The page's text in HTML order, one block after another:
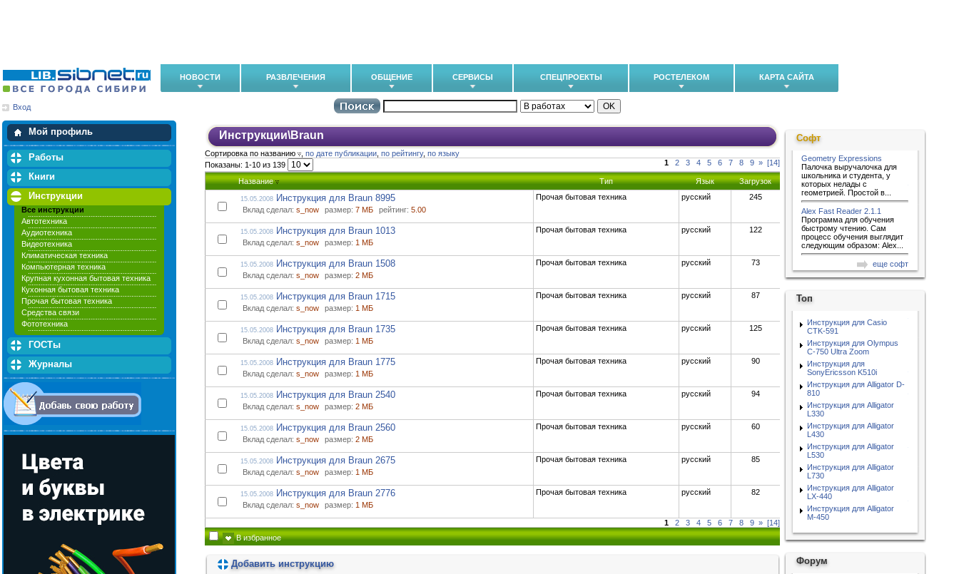
НОВОСТИ РАЗВЛЕЧЕНИЯ ОБЩЕНИЕ СЕРВИСЫ СПЕЦПРОЕКТЫ РОСТЕЛЕКОМ КАРТА САЙТА
Вход
Мой профиль
Мои закладки
Работы
Книги
Инструкции
Все инструкции
Автотехника
Аудиотехника
Видеотехника
Климатическая техника
Компьютерная техника
Крупная кухонная бытовая техника
Кухонная бытовая техника
Прочая бытовая техника
Средства связи
Фототехника
ГОСТы
Журналы
Инструкции\Braun
Сортировка по названию по дате публикации по рейтингу, по языку
Показаны: 1-10 из 139
1 2 3 4 5 6 7 8 9 » [14]
Название Тип Язык Загрузок
15.05.2008 Инструкция для Braun 8995
Вклад сделал: s_now размер: 7 МБ рейтинг: 5.00
Прочая бытовая техника русский 245
15.05.2008 Инструкция для Braun 1013
Вклад сделал: s_now размер: 1 МБ
Прочая бытовая техника русский 122
15.05.2008 Инструкция для Braun 1508
Вклад сделал: s_now размер: 2 МБ
Прочая бытовая техника русский 73
15.05.2008 Инструкция для Braun 1715
Вклад сделал: s_now размер: 1 МБ
Прочая бытовая техника русский 87
15.05.2008 Инструкция для Braun 1735
Вклад сделал: s_now размер: 1 МБ
Прочая бытовая техника русский 125
15.05.2008 Инструкция для Braun 1775
Вклад сделал: s_now размер: 1 МБ
Прочая бытовая техника русский 90
15.05.2008 Инструкция для Braun 2540
Вклад сделал: s_now размер: 2 МБ
Прочая бытовая техника русский 94
15.05.2008 Инструкция для Braun 2560
Вклад сделал: s_now размер: 2 МБ
Прочая бытовая техника русский 60
15.05.2008 Инструкция для Braun 2675
Вклад сделал: s_now размер: 1 МБ
Прочая бытовая техника русский 85
15.05.2008 Инструкция для Braun 2776
Вклад сделал: s_now размер: 1 МБ
Прочая бытовая техника русский 82
1 2 3 4 5 6 7 8 9 » [14]
В избранное
Добавить инструкцию
Софт
Geometry Expressions
Палочка выручалочка для
школьника и студента, у
которых нелады с
геометрией. Простой в...
Alex Fast Reader 2.1.1
Программа для обучения
быстрому чтению. Сам
процесс обучения выглядит
следующим образом: Alex...
еще софт
Топ
Инструкция для Casio
CTK-591
Инструкция для Olympus
C-750 Ultra Zoom
Инструкция для
SonyEricsson K510i
Инструкция для Alligator D-
810
Инструкция для Alligator
L330
Инструкция для Alligator
L430
Инструкция для Alligator
L530
Инструкция для Alligator
L730
Инструкция для Alligator
LX-440
Инструкция для Alligator
M-450
Форум